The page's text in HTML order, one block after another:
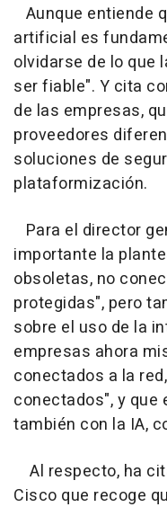
Aunque entiende
artificial es
olvidarse de lo que
ser fiable". Y cita
de las empresas,
proveedores
soluciones de
plataformización.
Para el director
importante la
obsoletas, no
protegidas", pero
sobre el uso de la
empresas ahora
conectados a la
conectados", y
también con la IA,
Al respecto, ha
Cisco que recoge